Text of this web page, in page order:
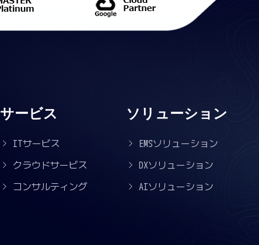
サービス
ITサービス
クラウドサービス
コンサルティング
ソリューション
EMSソリューション
DXソリューション
AIソリューション